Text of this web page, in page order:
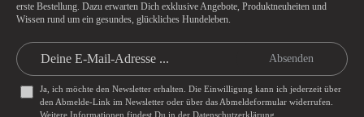
erste Bestellung. Dazu erwarten Dich exklusive Angebote, Produktneuheiten und
Wissen rund um ein gesundes, glückliches Hundeleben.
Absenden
Ja, ich möchte den Newsletter erhalten. Die Einwilligung kann ich jederzeit über
den Abmelde-Link im Newsletter oder über das Abmeldeformularwiderrufen.
Weitere Informationen findest Du in der Datenschutzerklärung